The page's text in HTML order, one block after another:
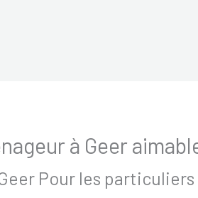
à Geer
Pour les